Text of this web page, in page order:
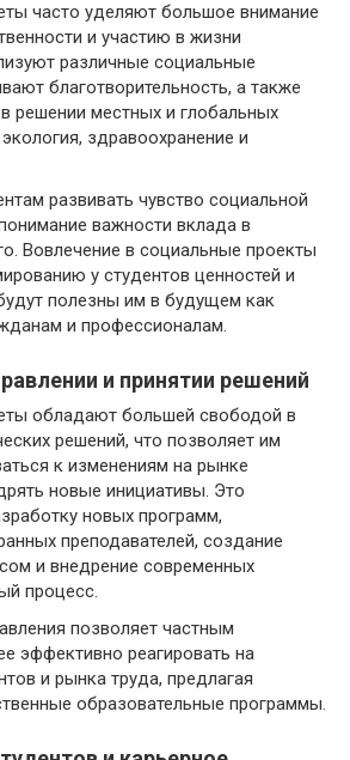
часто уделяют большое внимание
и участию в жизни
различные социальные
благотворительность, а также
решении местных и глобальных
здравоохранение и
развивать чувство социальной
важности вклада в
Вовлечение в социальные проекты
у студентов ценностей и
полезны им в будущем как
и профессионалам.
и принятии решений
обладают большей свободой в
решений, что позволяет им
к изменениям на рынке
новые инициативы. Это
новых программ,
преподавателей, создание
и внедрение современных
процесс.
позволяет частным
эффективно реагировать на
и рынка труда, предлагая
образовательные программы.